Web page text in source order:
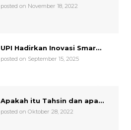
posted on November 18, 2022
UPI Hadirkan Inovasi Smar...
posted on September 15, 2025
Apakah itu Tahsin dan apa...
posted on Oktober 28, 2022